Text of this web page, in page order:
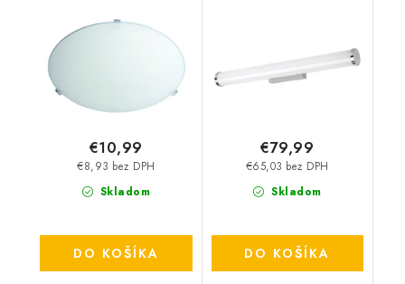
Skladom
€8,93 bez DPH
€10,99
DO KOŠÍKA
Skladom
€65,03 bez DPH
€79,99
DO KOŠÍKA